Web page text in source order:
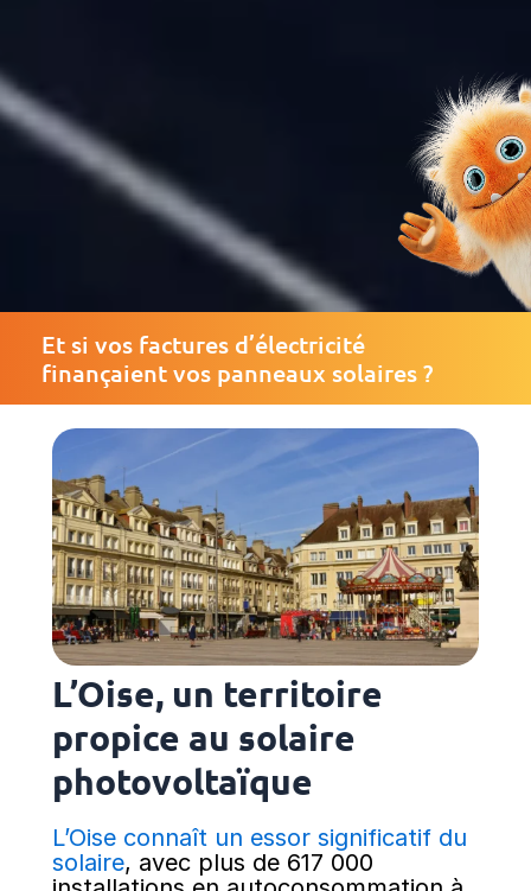
Et si vos factures d’électricité
finançaient vos panneaux solaires ?
L’Oise, un territoire
propice au solaire
photovoltaïque
L’Oise connaît un essor significatif du
solaire, avec plus de 617 000